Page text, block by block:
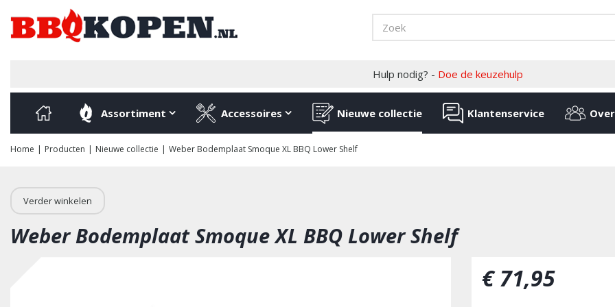
naar
content
Home Producten Nieuwe collectie Weber Bodemplaat Smoque XL BBQ Lower Shelf
Hulp nodig? - Doe de keuzehulp
Assortiment Accessoires Nieuwe collectie Klantenservice
Verder winkelen
Weber Bodemplaat Smoque XL BBQ Lower Shelf
€ 71,95